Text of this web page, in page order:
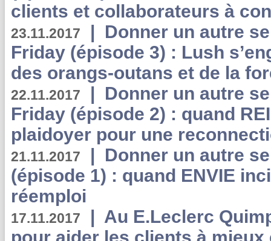
clients et collaborateurs à
23.11.2017 | Donner un autre
Friday (épisode 3) : Lush
des orangs-outans et de la
22.11.2017 | Donner un autre
Friday (épisode 2) : quand
plaidoyer pour une
21.11.2017 | Donner un autre
(épisode 1) : quand ENVIE
réemploi
17.11.2017 | Au E.Leclerc